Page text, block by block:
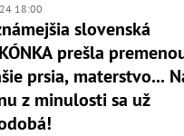
18:00
slovenská
prešla
prsia, materstvo...
z minulosti sa už